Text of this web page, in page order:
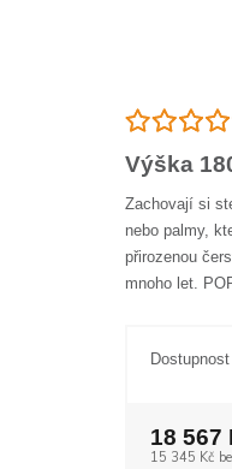
Výška
Zachovají si
nebo palmy,
přirozenou
mnoho let.
Dostupnost
18 567
15 345 Kč